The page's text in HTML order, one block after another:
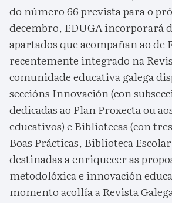
do número 66 prevista para o
decembro, EDUGA incorporará
apartados que acompañan ao de
recentemente integrado na
comunidade educativa galega
seccións Innovación (con
dedicadas ao Plan Proxecta ou
educativos) e Bibliotecas (con
Boas Prácticas, Biblioteca
destinadas a enriquecer as
metodolóxica e innovación
momento acollía a Revista